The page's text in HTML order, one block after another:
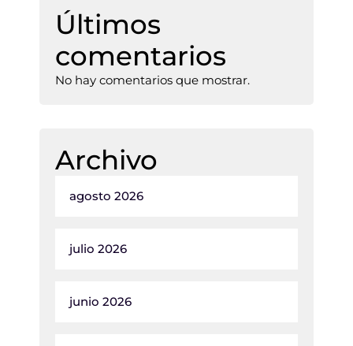
Últimos
comentarios
No hay comentarios que mostrar.
Archivo
agosto 2026
julio 2026
junio 2026